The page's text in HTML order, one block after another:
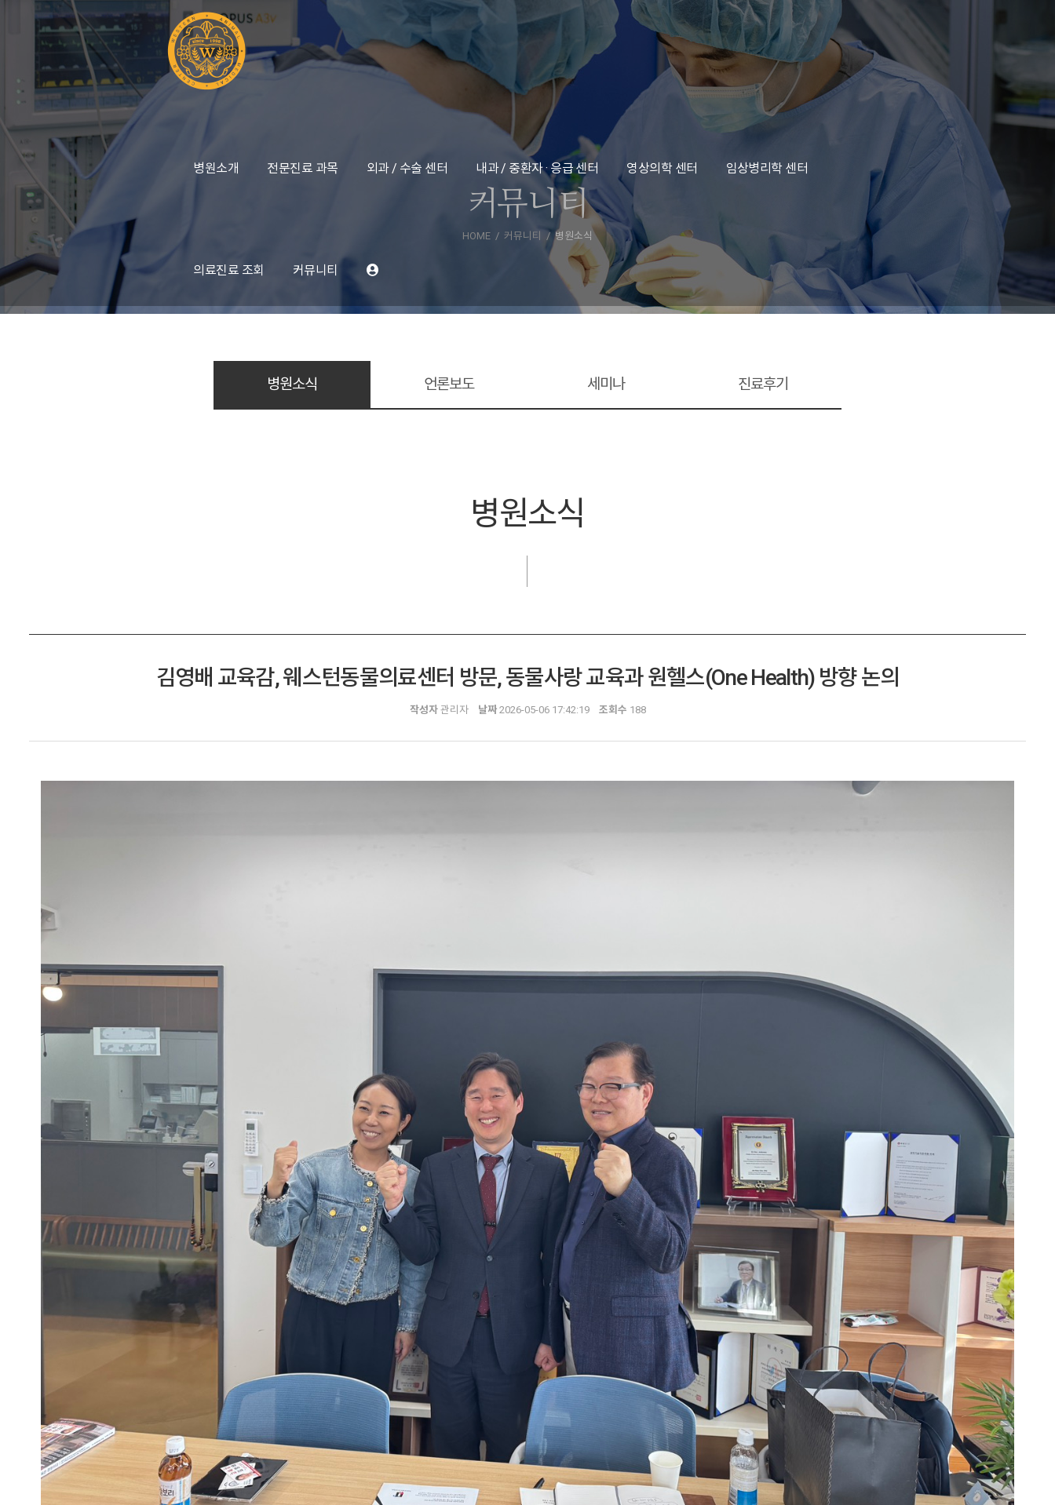
병원소개 전문진료 과목 외과 / 수술 센터 내과 / 중환자 · 응급 센터 영상의학 센터 임상병리학 센터
의료진료 조회 커뮤니티
커뮤니티
HOME 커뮤니티 병원소식
병원소식 언론보도 세미나 진료후기
병원소식
김영배 교육감, 웨스턴동물의료센터 방문, 동물사랑 교육과 원헬스(One Health) 방향 논의
작성자관리자 날짜2026-05-06 17:42:19 조회수 188